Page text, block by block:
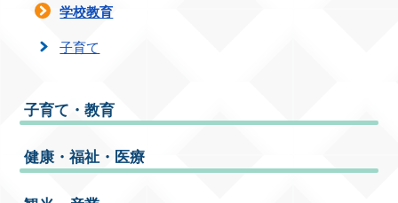
学校教育
子育て
子育て・教育
健康・福祉・医療